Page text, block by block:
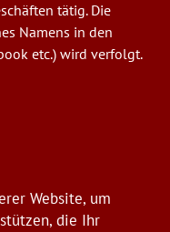
tätig. Die
Namens in den
etc.) wird verfolgt.
Website, um
die Ihr